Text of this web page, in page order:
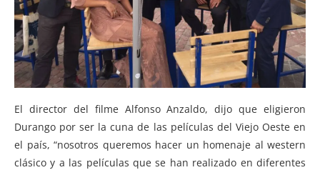
El director del filme Alfonso Anzaldo, dijo que eligieron
Durango por ser la cuna de las películas del Viejo Oeste en
el país, “nosotros queremos hacer un homenaje al western
clásico y a las películas que se han realizado en diferentes